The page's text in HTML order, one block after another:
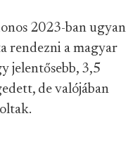
2023-ban ugyan
rendezni a magyar
jelentősebb, 3,5
de valójában